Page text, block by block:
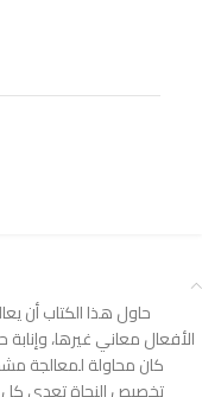
حاول هذا الكتاب أن
الأفعال معاني غيرها، وإنابة
كان محاولة لمعالجة